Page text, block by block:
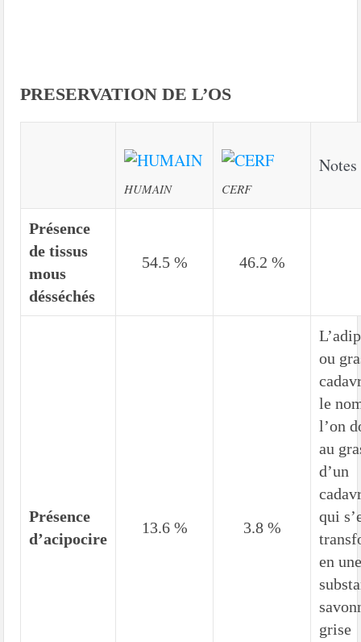
PRESERVATION DE L’OS
HUMAIN CERF
Notes
Présence
de tissus
mous
désséchés
54.5 % 46.2 %
Présence
d’acipocire
13.6 % 3.8 %
ou
le
l’on
au
d’un
qui
en
grise